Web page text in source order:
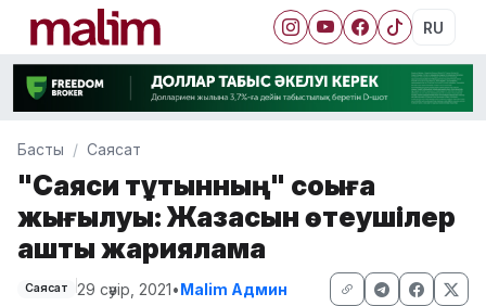
RU
Басты Саясат
"Саяси тұтқынның" соққыға
жығылуы: Жазасын өтеушілер
аштық жарияламақ
Саясат 29 сәуір, 2021•Malim Админ